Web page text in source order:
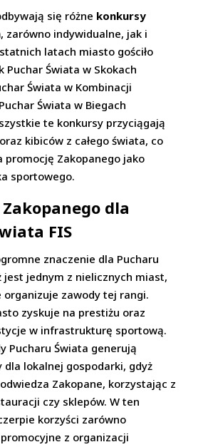
się różne konkursy
, zarówno indywidualne, jak i
latach miasto gościło
Puchar Świata w Skokach
Świata w Kombinacji
Świata w Biegach
te konkursy przyciągają
kibiców z całego świata, co
promocję Zakopanego jako
sportowego.
dla
FIS
znaczenie dla Pucharu
jest jednym z nielicznych miast,
zawody tej rangi.
zyskuje na prestiżu oraz
w infrastrukturę sportową.
Pucharu Świata generują
dla lokalnej gospodarki, gdyż
Zakopane, korzystając z
czy sklepów. W ten
korzyści zarówno
z organizacji